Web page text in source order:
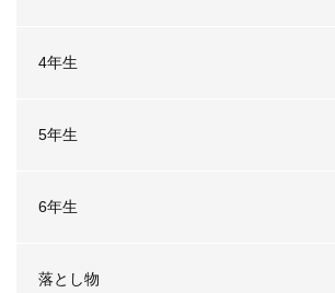
4年生
5年生
6年生
落とし物